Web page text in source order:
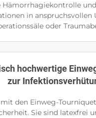
Hämorrhagiekontrolle
in anspruchsvollen
oder
hochwertige
zur
den Einweg-
Sie sind latexfrei